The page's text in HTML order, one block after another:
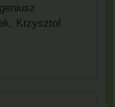
Krzysztof